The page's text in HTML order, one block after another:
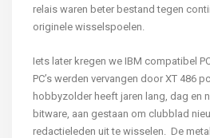
relais waren beter bestand tegen
originele wisselspoelen.
Iets later kregen we IBM compatibel
PC’s werden vervangen door XT 486
hobbyzolder heeft jaren lang, dag en
bitware, aan gestaan om clubblad
redactieleden uit te wisselen. De